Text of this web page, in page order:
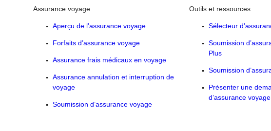
Assurance voyage
Aperçu de l’assurance voyage
Forfaits d’assurance voyage
Assurance frais médicaux en voyage
Assurance annulation et interruption de
voyage
Soumission d’assurance voyage
Outils et ressources
Sélecteur
Soumission
Plus
Soumission
Présenter une
d’assurance voyage